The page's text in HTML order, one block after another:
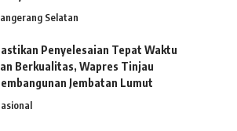
Selatan
Penyelesaian Tepat Waktu
Berkualitas, Wapres Tinjau
Jembatan Lumut